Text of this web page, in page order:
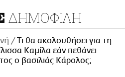
ΔΗΜΟΦΙΛΗ
Τι θα ακολουθήσει για τη
Καμίλα εάν πεθάνει
ο βασιλιάς Κάρολος;